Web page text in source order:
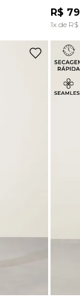
R$ 79
1x de R$